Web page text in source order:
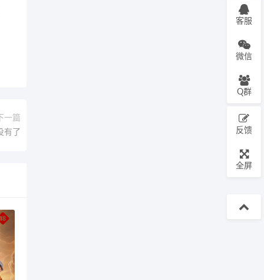
下一篇
有了
客服
微信
Q群
反馈
全屏